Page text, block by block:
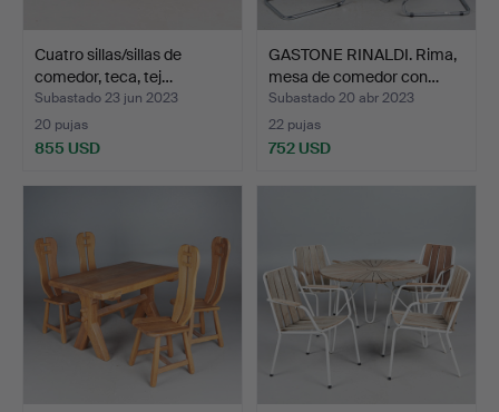
Cuatro sillas/sillas de
comedor, teca, tej…
Subastado 23 jun 2023
20 pujas
855 USD
GASTONE RINALDI. Rima,
mesa de comedor con…
Subastado 20 abr 2023
22 pujas
752 USD